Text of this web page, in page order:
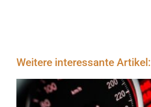
Weitere interessante Artikel: